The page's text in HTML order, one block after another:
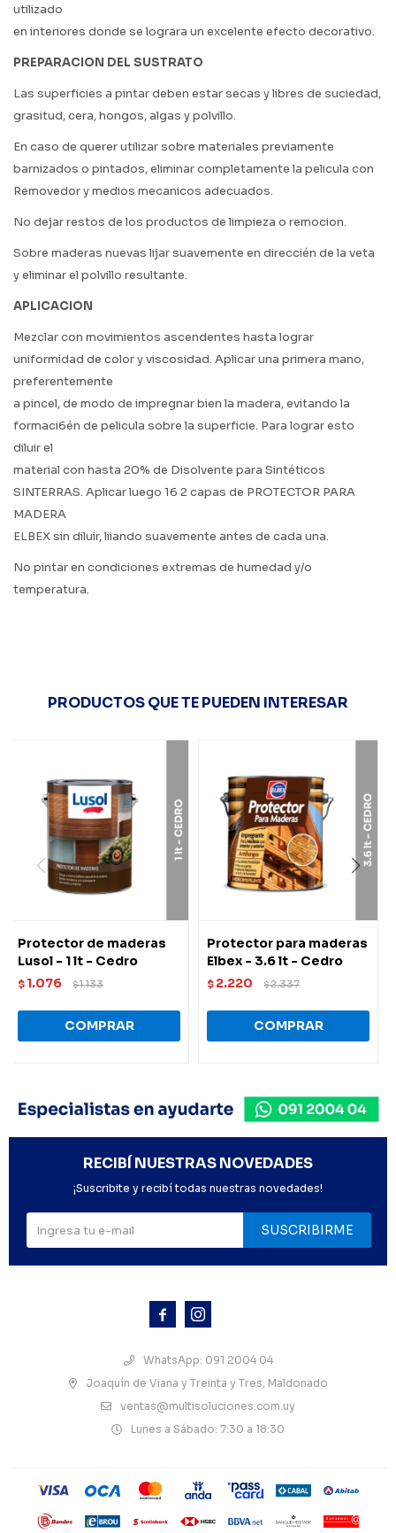
utilizado
en interiores donde se lograra un excelente efecto decorativo.
PREPARACION DEL SUSTRATO
Las superficies a pintar deben estar secas y libres de suciedad,
grasitud, cera, hongos, algas y polvillo.
En caso de querer utilizar sobre materiales previamente
barnizados o pintados, eliminar completamente la pelicula con
Removedor y medios mecanicos adecuados.
No dejar restos de los productos de limpieza o remocion.
Sobre maderas nuevas lijar suavemente en direccién de la veta
y eliminar el polvillo resultante.
APLICACION
Mezclar con movimientos ascendentes hasta lograr
uniformidad de color y viscosidad. Aplicar una primera mano,
preferentemente
a pincel, de modo de impregnar bien la madera, evitando la
formaci6én de pelicula sobre la superficie. Para lograr esto
diluir el
material con hasta 20% de Disolvente para Sintéticos
SINTERRAS. Aplicar luego 16 2 capas de PROTECTOR PARA
MADERA
ELBEX sin diluir, liiando suavemente antes de cada una.
No pintar en condiciones extremas de humedad y/o
temperatura.
PRODUCTOS QUE TE PUEDEN INTERESAR
Protector de maderas
Lusol - 1 lt - Cedro
$ 1.076 $1.133
Protector para maderas
Elbex - 3.6 lt - Cedro
$ 2.220 $2.337
 
WhatsApp: 091 2004 04
Joaquín de Viana y Treinta y Tres, Maldonado
ventas@multisoluciones.com.uy
Lunes a Sábado: 7:30 a 18:30
RECIBÍ NUESTRAS NOVEDADES
¡Suscribite y recibí todas nuestras novedades!
SUSCRIBIRME